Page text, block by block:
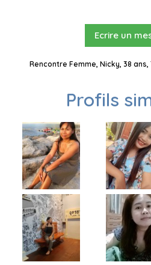
Ecrire un
Rencontre Femme, Nicky, 38 ans,
Profils